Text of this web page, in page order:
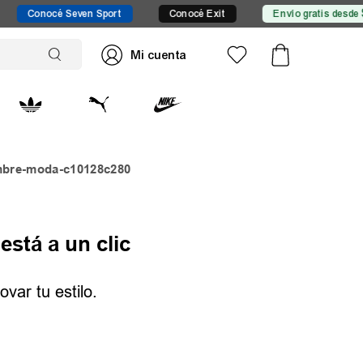
Seven Sport Conocé Exit Envío gratis desde $149.999
moda-c10128c280
a un clic
tu estilo.